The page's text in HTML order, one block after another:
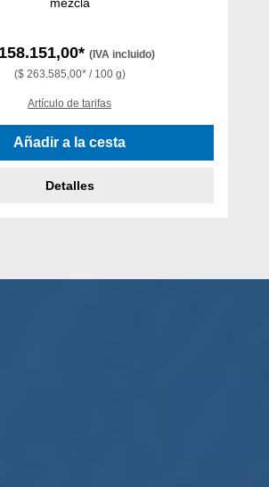
(IVA incluido)
($ 263.585,00* / 100 g)
Artículo de tarifas
Añadir a la cesta
Detalles